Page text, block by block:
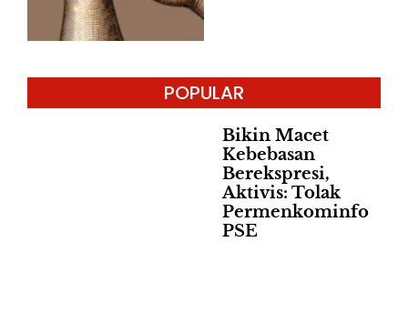
POPULAR
Bikin Macet
Kebebasan
Berekspresi,
Aktivis: Tolak
Permenkominfo
PSE